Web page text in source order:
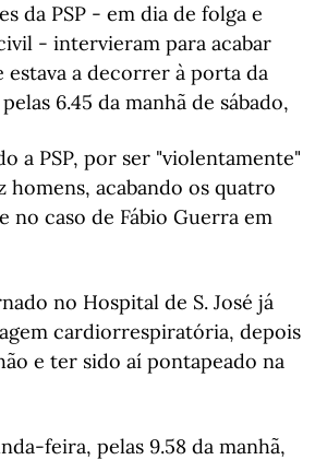
da PSP - em dia de folga e
- intervieram para acabar
estava a decorrer à porta da
6.45 da manhã de sábado,
a PSP, por ser "violentamente"
homens, acabando os quatro
no caso de Fábio Guerra em
no Hospital de S. José já
cardiorrespiratória, depois
e ter sido aí pontapeado na
feira, pelas 9.58 da manhã,